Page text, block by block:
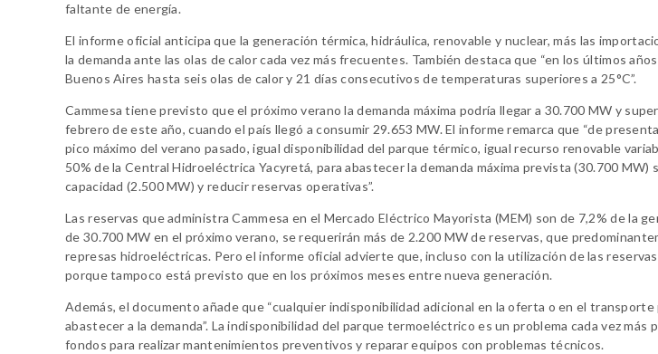
faltante de energía.
El informe oficial anticipa que la generación térmica, hidráulica, renovable y nuclear, más las
la demanda ante las olas de calor cada vez más frecuentes. También destaca que “en los últimos
Buenos Aires hasta seis olas de calor y 21 días consecutivos de temperaturas superiores a 25°C”.
Cammesa tiene previsto que el próximo verano la demanda máxima podría llegar a 30.700 MW y
febrero de este año, cuando el país llegó a consumir 29.653 MW. El informe remarca que “de
pico máximo del verano pasado, igual disponibilidad del parque térmico, igual recurso renovable
50% de la Central Hidroeléctrica Yacyretá, para abastecer la demanda máxima prevista (30.700 MW)
capacidad (2.500 MW) y reducir reservas operativas”.
Las reservas que administra Cammesa en el Mercado Eléctrico Mayorista (MEM) son de 7,2% de la
de 30.700 MW en el próximo verano, se requerirán más de 2.200 MW de reservas, que
represas hidroeléctricas. Pero el informe oficial advierte que, incluso con la utilización de las
porque tampoco está previsto que en los próximos meses entre nueva generación.
Además, el documento añade que “cualquier indisponibilidad adicional en la oferta o en el
abastecer a la demanda”. La indisponibilidad del parque termoeléctrico es un problema cada vez más
fondos para realizar mantenimientos preventivos y reparar equipos con problemas técnicos.